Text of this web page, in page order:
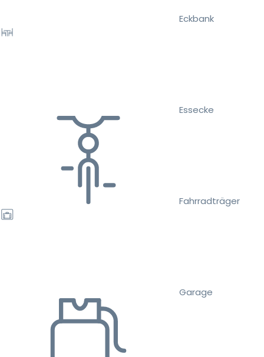
Eckbank
Essecke
Fahrradträger
Garage